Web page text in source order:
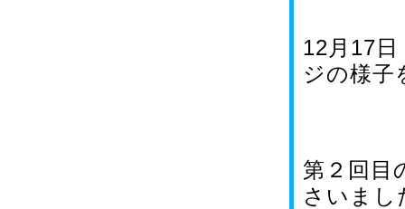
12月17
ジの様子
第２回目
さいまし